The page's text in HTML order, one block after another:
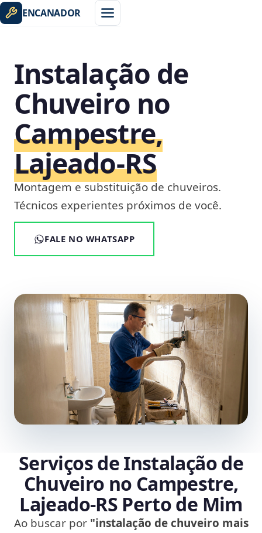
ENCANADOR
Instalação de
Chuveiro no
Campestre,
Lajeado‑RS
Montagem e substituição de chuveiros.
Técnicos experientes próximos de você.
FALE NO WHATSAPP
Serviços de Instalação de
Chuveiro no Campestre,
Lajeado‑RS Perto de Mim
Ao buscar por "instalação de chuveiro mais